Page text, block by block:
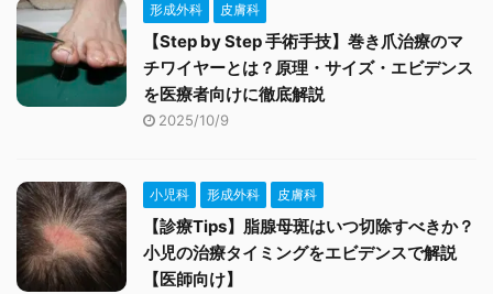
形成外科 皮膚科
【Step by Step 手術手技】巻き爪治療のマ
チワイヤーとは？原理・サイズ・エビデンス
を医療者向けに徹底解説
2025/10/9
小児科 形成外科 皮膚科
【診療Tips】脂腺母斑はいつ切除すべきか？
小児の治療タイミングをエビデンスで解説
【医師向け】